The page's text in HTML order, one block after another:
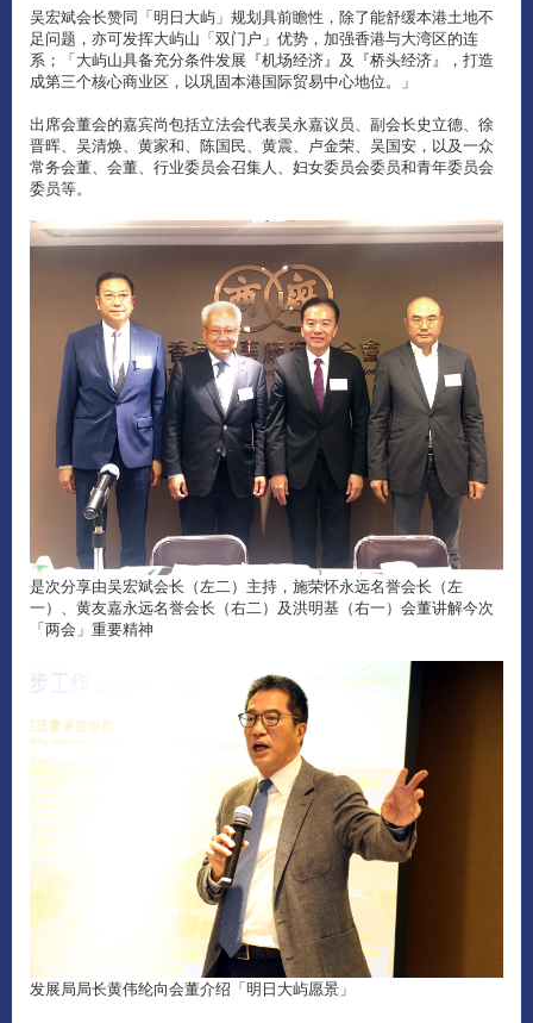
吴宏斌会长赞同「明日大屿」规划具前瞻性，除了能舒缓本港土地不
足问题，亦可发挥大屿山「双门户」优势，加强香港与大湾区的连
系；「大屿山具备充分条件发展『机场经济』及『桥头经济』，打造
成第三个核心商业区，以巩固本港国际贸易中心地位。」
出席会董会的嘉宾尚包括立法会代表吴永嘉议员、副会长史立德、徐
晋晖、吴清焕、黄家和、陈国民、黄震、卢金荣、吴国安，以及一众
常务会董、会董、行业委员会召集人、妇女委员会委员和青年委员会
委员等。
是次分享由吴宏斌会长（左二）主持，施荣怀永远名誉会长（左
一）、黄友嘉永远名誉会长（右二）及洪明基（右一）会董讲解今次
「两会」重要精神
发展局局长黄伟纶向会董介绍「明日大屿愿景」